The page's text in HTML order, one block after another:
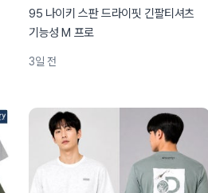
95 나이키 스판 드라이핏 긴팔티셔츠
기능성 M 프로
3일 전